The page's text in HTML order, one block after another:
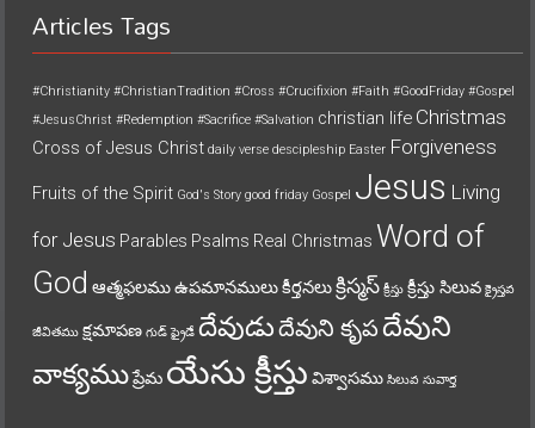
Articles Tags
#Christianity #ChristianTradition #Cross #Crucifixion #Faith #GoodFriday #Gospel
#JesusChrist #Redemption #Sacrifice #Salvation christian life Christmas
Cross of Jesus Christ daily verse descipleship Easter Forgiveness
Fruits of the Spirit God's Story good friday Gospel Jesus Living
for Jesus Parables Psalms Real Christmas Word of
God ఆత్మఫలముఉపమానములుకీర్తనలుక్రిస్మస్ క్రీస్తు క్రీస్తు సిలువ క్రైస్తవ
జీవితము క్షమాపణ గుడ్ ఫ్రైడే దేవుడుదేవుని కృపదేవుని
వాక్యముప్రేమ యేసు క్రీస్తు విశ్వాసము సిలువ సువార్త